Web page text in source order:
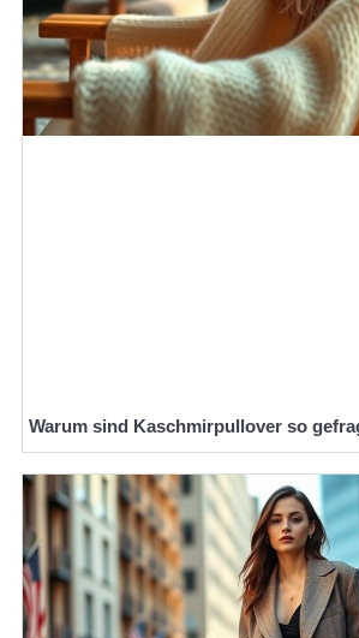
Warum sind Kaschmirpullover so